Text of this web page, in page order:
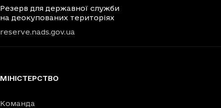
Резерв для державної служби
на деокупованих територіях
reserve.nads.gov.ua
МІНІСТЕРСТВО
Команда